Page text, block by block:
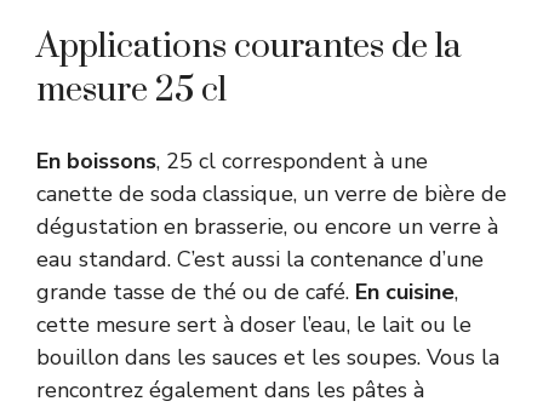
Applications courantes de la
mesure 25 cl
En boissons, 25 cl correspondent à une
canette de soda classique, un verre de bière de
dégustation en brasserie, ou encore un verre à
eau standard. C’est aussi la contenance d’une
grande tasse de thé ou de café. En cuisine,
cette mesure sert à doser l’eau, le lait ou le
bouillon dans les sauces et les soupes. Vous la
rencontrez également dans les pâtes à